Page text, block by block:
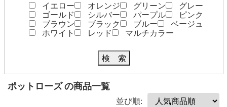
イエロー
オレンジ グリーン
グレー
ゴールド
シルバー パープル
ピンク
ブラウン
ブラック ブルー
ベージュ
ホワイト
レッド マルチカラー
検 索
ポットローズ の商品一覧
並び順: